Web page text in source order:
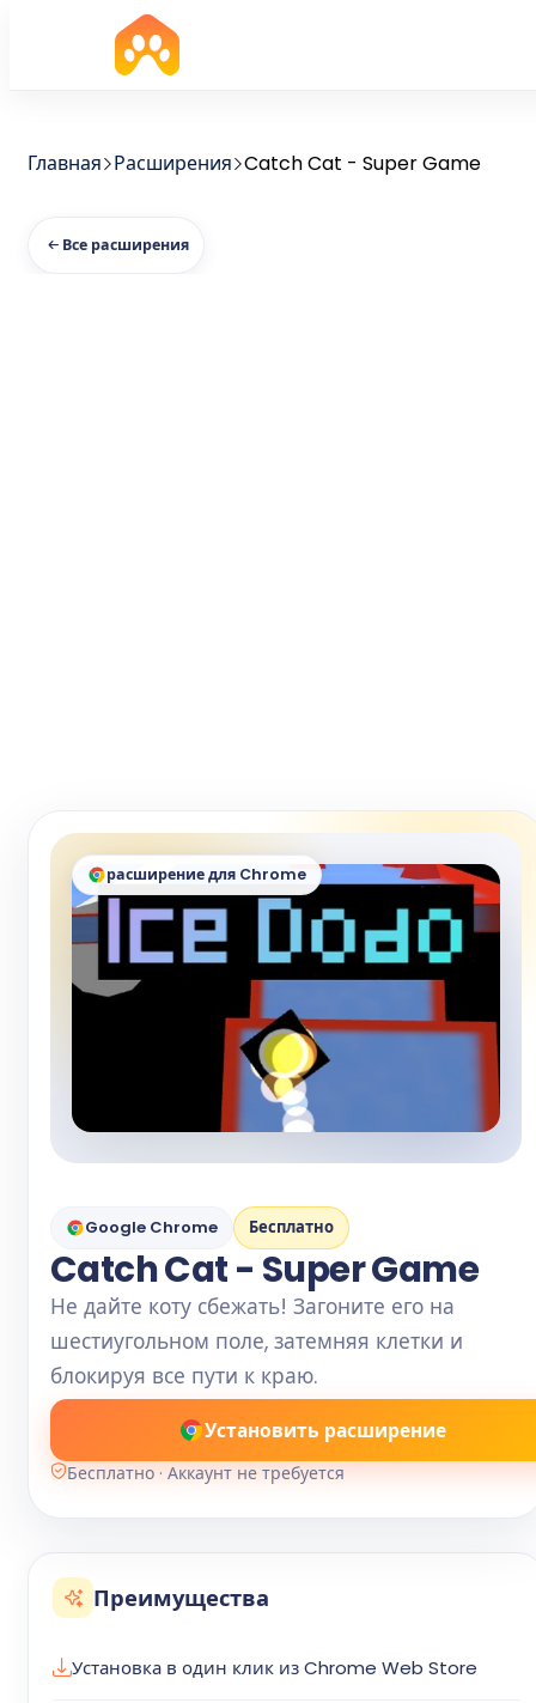
Главная Расширения Catch Cat - Super Game
Все расширения
расширение для Chrome
Google Chrome Бесплатно
Catch Cat - Super Game
Не дайте коту сбежать! Загоните его на
шестиугольном поле, затемняя клетки и
блокируя все пути к краю.
Установить расширение
Бесплатно · Аккаунт не требуется
Преимущества
Установка в один клик из Chrome Web Store